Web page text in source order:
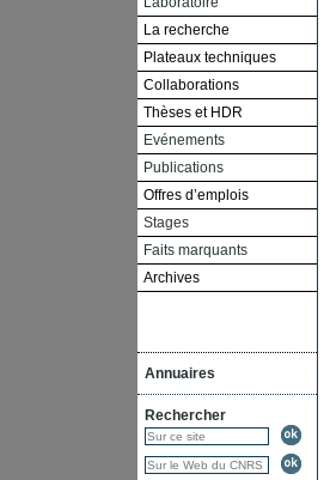
La recherche
Plateaux techniques
Collaborations
Thèses et HDR
Evénements
Publications
Offres d’emplois
Stages
Faits marquants
Archives
Annuaires
Rechercher